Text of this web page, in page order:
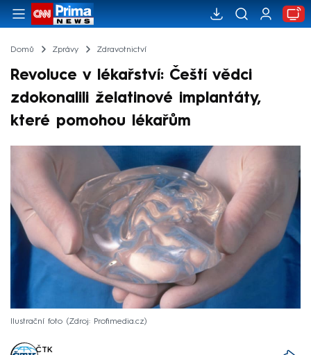
Domů Zprávy Zdravotnictví
Revoluce v lékařství: Čeští vědci
zdokonalili želatinové implantáty,
které pomohou lékařům
Ilustrační foto Zdroj: Profimedia.cz
ČTK